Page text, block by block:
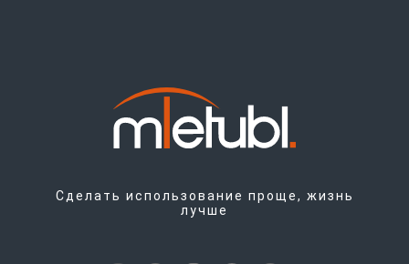
Сделать использование проще, жизнь
лучше